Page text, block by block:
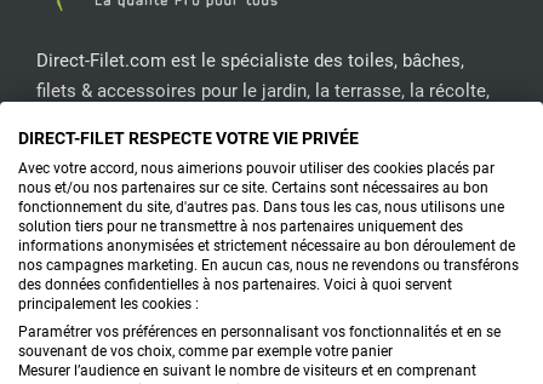
Direct-Filet.com est le spécialiste des toiles, bâches,
filets & accessoires pour le jardin, la terrasse, la récolte,
CONTACTEZ-NOUS
PRODUITS
CONSEILS
DIRECT-FILET RESPECTE VOTRE VIE PRIVÉE
Avec votre accord, nous aimerions pouvoir utiliser des cookies placés par
nous et/ou nos partenaires sur ce site. Certains sont nécessaires au bon
fonctionnement du site, d'autres pas. Dans tous les cas, nous utilisons une
solution tiers pour ne transmettre à nos partenaires uniquement des
informations anonymisées et strictement nécessaire au bon déroulement de
nos campagnes marketing. En aucun cas, nous ne revendons ou transférons
des données confidentielles à nos partenaires. Voici à quoi servent
principalement les cookies :
Paramétrer vos préférences en personnalisant vos fonctionnalités et en se
souvenant de vos choix, comme par exemple votre panier
Mesurer l’audience en suivant le nombre de visiteurs et en comprenant